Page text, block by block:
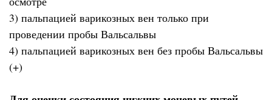
3) пальпацией варикозных вен только при
проведении пробы Вальсальвы
4) пальпацией варикозных вен без пробы Вальсальвы
(+)